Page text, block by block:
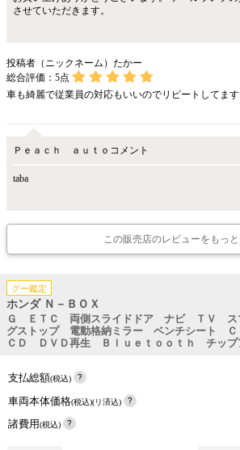
させていただきます。
投稿者（ニックネーム）たかー
総合評価： 5点
車も綺麗で従業員の対応もいいのでリピートしてます
Ｐｅａｃｈ ａｕｔｏコメント
taba
この販売店のレビューをもっ
グー鑑定
ホンダ Ｎ－ＢＯＸ
Ｇ ＥＴＣ 両側スライドドア ナビ ＴＶ ス
グストップ 電動格納ミラー ベンチシート
ＣＤ ＤＶＤ再生 Ｂｌｕｅｔｏｏｔｈ チッ
支払総額(税込)
車両本体価格(税込)(リ済込)
諸費用(税込)